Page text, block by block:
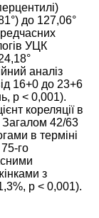
до 127,06°
УЦК
аналіз
16+0 до 23+6
p < 0,001).
кореляції в
Загалом 42/63
в терміні
го
з
р < 0,001).